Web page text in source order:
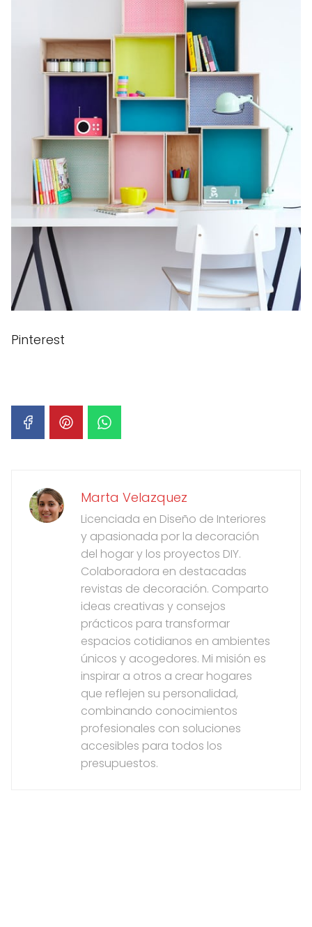
Pinterest
Marta Velazquez
Licenciada en Diseño de Interiores
y apasionada por la decoración
del hogar y los proyectos DIY.
Colaboradora en destacadas
revistas de decoración. Comparto
ideas creativas y consejos
prácticos para transformar
espacios cotidianos en ambientes
únicos y acogedores. Mi misión es
inspirar a otros a crear hogares
que reflejen su personalidad,
combinando conocimientos
profesionales con soluciones
accesibles para todos los
presupuestos.